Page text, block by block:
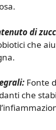
di
che
Fonte
che